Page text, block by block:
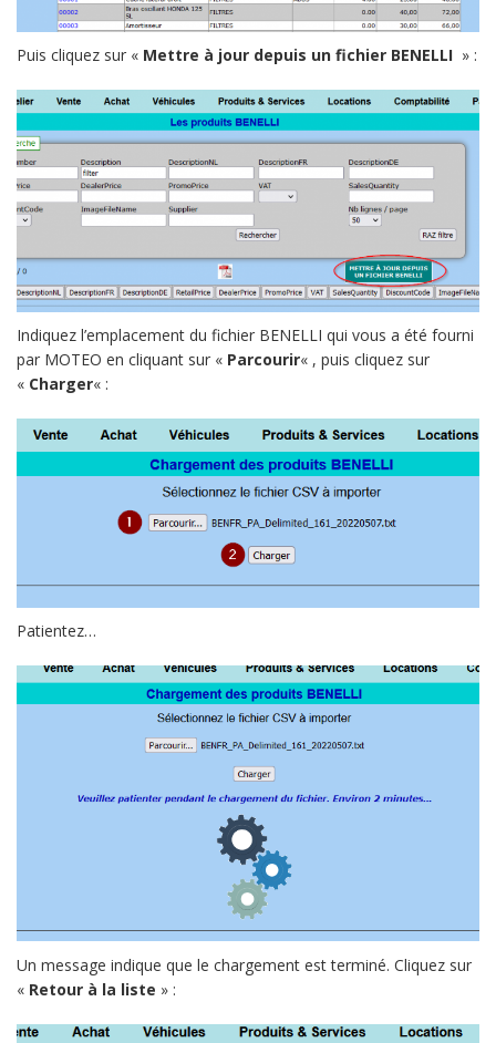
Puis cliquez sur « Mettre à jour depuis un fichier BENELLI » :
Indiquez l’emplacement du fichier BENELLI qui vous a été fourni
par MOTEO en cliquant sur « Parcourir« , puis cliquez sur
« Charger« :
Patientez…
Un message indique que le chargement est terminé. Cliquez sur
« Retour à la liste » :